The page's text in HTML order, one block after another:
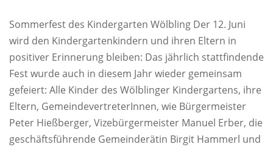
Sommerfest des Kindergarten Wölbling Der 12. Juni
wird den Kindergartenkindern und ihren Eltern in
positiver Erinnerung bleiben: Das jährlich stattfindende
Fest wurde auch in diesem Jahr wieder gemeinsam
gefeiert: Alle Kinder des Wölblinger Kindergartens, ihre
Eltern, GemeindevertreterInnen, wie Bürgermeister
Peter Hießberger, Vizebürgermeister Manuel Erber, die
geschäftsführende Gemeinderätin Birgit Hammerl und